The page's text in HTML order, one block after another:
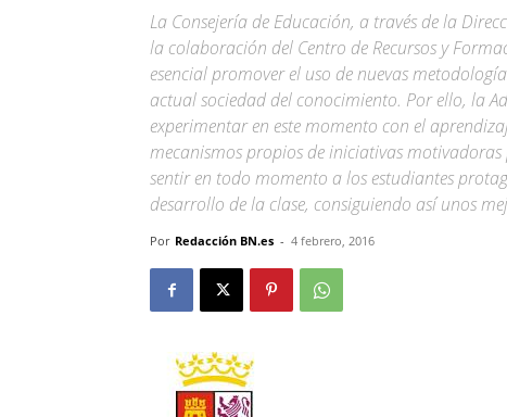
La Consejería de Educación, a través de la
la colaboración del Centro de Recursos y
esencial promover el uso de nuevas
actual sociedad del conocimiento. Por ello, la
experimentar en este momento con el
mecanismos propios de iniciativas
sentir en todo momento a los estudiantes
desarrollo de la clase, consiguiendo así unos
Por Redacción BN.es - 4 febrero, 2016